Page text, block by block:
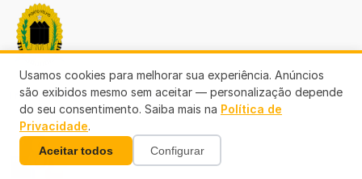
Transparência Porto Velho
Usamos cookies para melhorar sua experiência. Anúncios
são exibidos mesmo sem aceitar — personalização depende
do seu consentimento. Saiba mais na Política de
Privacidade.
Aceitar todos Configurar